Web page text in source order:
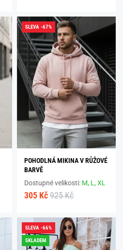
SLEVA -67%
POHODLNÁ MIKINA V RŮŽOVÉ
BARVĚ
Dostupné velikosti: M, L,XL
305 Kč 925 Kč
SLEVA -66%
SKLADEM